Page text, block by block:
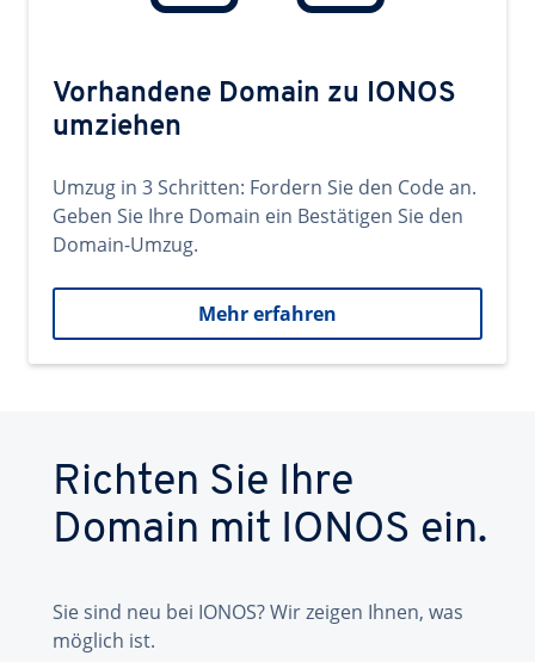
Vorhandene Domain zu IONOS
umziehen
Umzug in 3 Schritten: Fordern Sie den Code an.
Geben Sie Ihre Domain ein Bestätigen Sie den
Domain-Umzug.
Mehr erfahren
Richten Sie Ihre
Domain mit IONOS ein.
Sie sind neu bei IONOS? Wir zeigen Ihnen, was
möglich ist.